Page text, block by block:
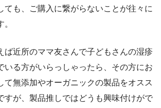
ても、ご購入に繋がらないことが往々に
ば近所のママ友さんで子どもさんの湿疹
いる方がいらっしゃったら、その方にお
て無添加やオーガニックの製品をオスス
すが、製品推しではどうも興味付けがで